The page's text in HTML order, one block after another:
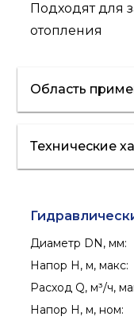
Подходят для
отопления
Область
отопление
Технические
Диаметр DN, мм:
Напор H, м, макс:
Расход Q, м³/ч,
Напор H, м, ном: